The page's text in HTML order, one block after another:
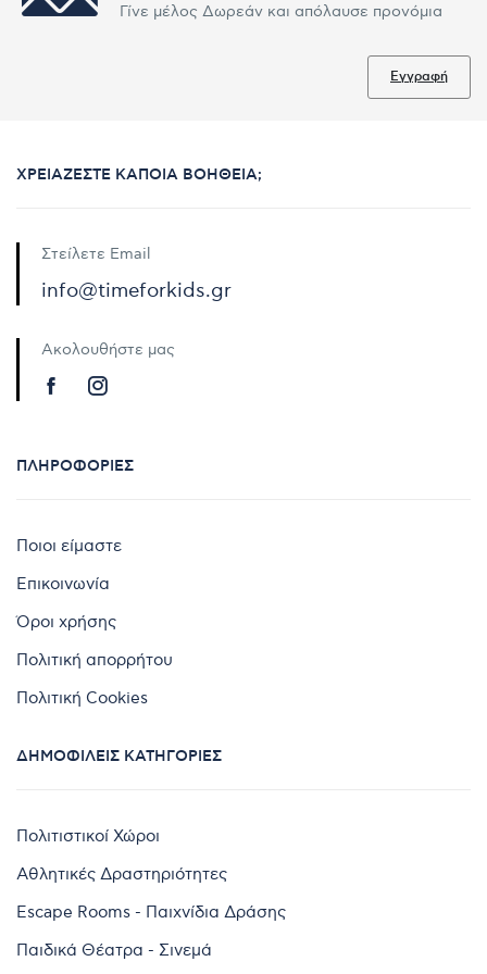
Γίνε μέλος Δωρεάν και απόλαυσε προνόμια
Εγγραφή
ΧΡΕΙΆΖΕΣΤΕ ΚΆΠΟΙΑ ΒΟΉΘΕΙΑ;
Στείλετε Email
info@timeforkids.gr
Ακολουθήστε μας
ΠΛΗΡΟΦΟΡΊΕΣ
Ποιοι είμαστε
Επικοινωνία
Όροι χρήσης
Πολιτική απορρήτου
Πολιτική Cookies
ΔΗΜΟΦΙΛΕΊΣ ΚΑΤΗΓΟΡΊΕΣ
Πολιτιστικοί Χώροι
Αθλητικές Δραστηριότητες
Escape Rooms - Παιχνίδια Δράσης
Παιδικά Θέατρα - Σινεμά